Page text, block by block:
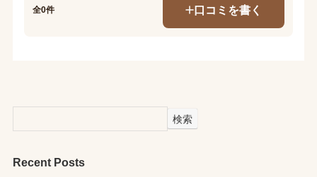
全0件 口コミを書く
検索
Recent Posts